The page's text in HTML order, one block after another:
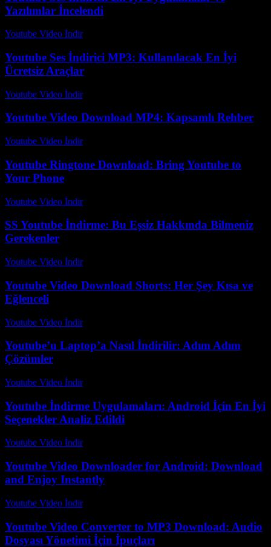
Yazılımlar İncelendi
Youtube Video İndir-
Youtube Ses İndirici MP3: Kullanılacak En İyi
Ücretsiz Araçlar
Youtube Video İndir-
Youtube Video Download MP4: Kapsamlı Rehber
Youtube Video İndir-
Youtube Ringtone Download: Bring Youtube to
Your Phone
Youtube Video İndir-
SS Youtube İndirme: Bu Eşsiz Hakkında Bilmeniz
Gerekenler
Youtube Video İndir-
Youtube Video Download Shorts: Her Şey Kısa ve
Eğlenceli
Youtube Video İndir-
Youtube’u Laptop’a Nasıl İndirilir: Adım Adım
Çözümler
Youtube Video İndir-
Youtube İndirme Uygulamaları: Android İçin En İyi
Seçenekler Analiz Edildi
Youtube Video İndir-
Youtube Video Downloader for Android: Download
and Enjoy Instantly
Youtube Video İndir-
Youtube Video Converter to MP3 Download: Audio
Dosyası Yönetimi İçin İpuçları